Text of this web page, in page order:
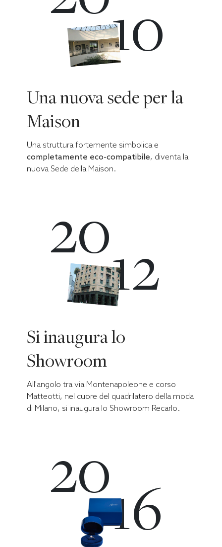
10
Una nuova sede per la
Maison
Una struttura fortemente simbolica e
completamente eco-compatibile, diventa la
nuova Sede della Maison.
2012
Si inaugura lo
Showroom
All'angolo tra via Montenapoleone e corso
Matteotti, nel cuore del quadrilatero della moda
di Milano, si inaugura lo Showroom Recarlo.
2016